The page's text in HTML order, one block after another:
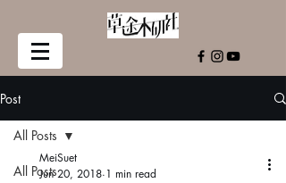
Post
All Posts
All Posts
MeiSuet
Jun 20, 2018 1 min read